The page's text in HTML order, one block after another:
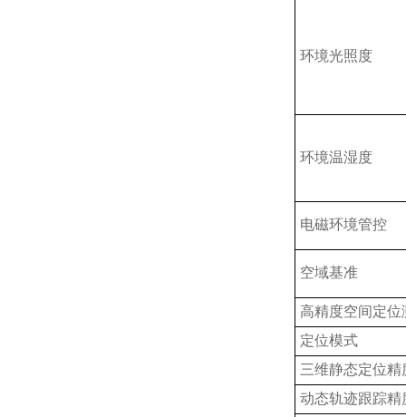
环境光照度
环境温湿度
电磁环境管控
空域基准
高精度空间定位
定位模式
三维静态定位精
动态轨迹跟踪精